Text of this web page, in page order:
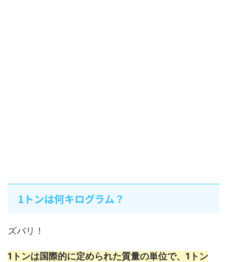
1トンは何キログラム？
ズバリ！
1トンは国際的に定められた質量の単位で、 1トン